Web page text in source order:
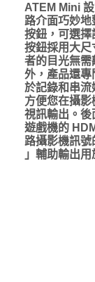
ATEM Mini
路介面巧妙
按鈕，可選擇
按鈕採用大尺
者的目光無需
外，產品還專
於記錄和串流
方便您在攝
視訊輸出。後
遊戲機的
路攝影機訊
」輔助輸出用